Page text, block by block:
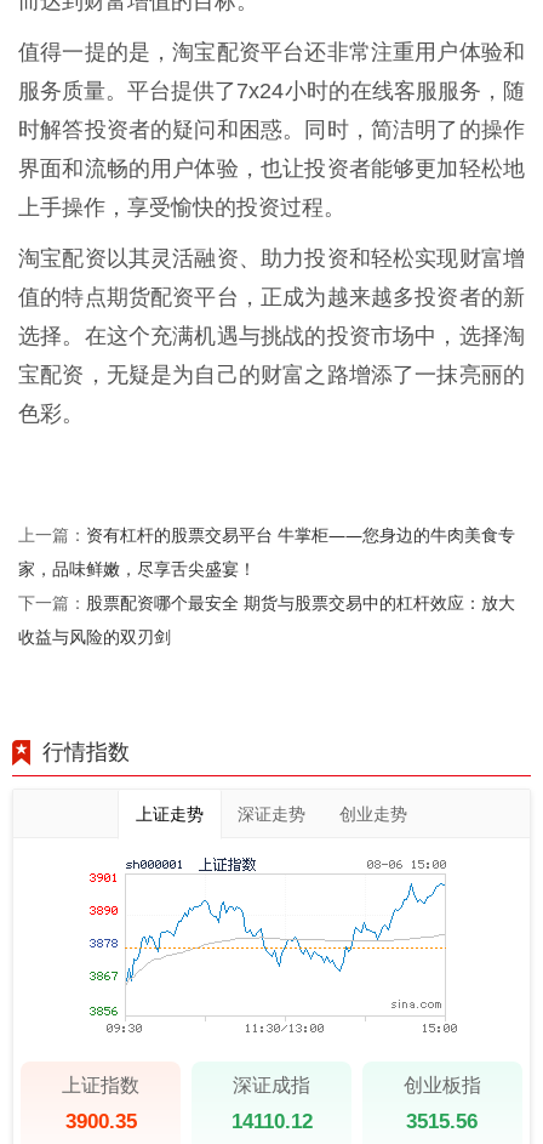
值得一提的是，淘宝配资平台还非常注重用户体验和
服务质量。平台提供了7x24小时的在线客服服务，随
时解答投资者的疑问和困惑。同时，简洁明了的操作
界面和流畅的用户体验，也让投资者能够更加轻松地
上手操作，享受愉快的投资过程。
淘宝配资以其灵活融资、助力投资和轻松实现财富增
值的特点期货配资平台，正成为越来越多投资者的新
选择。在这个充满机遇与挑战的投资市场中，选择淘
宝配资，无疑是为自己的财富之路增添了一抹亮丽的
色彩。
上一篇： 资有杠杆的股票交易平台 牛掌柜——您身边的牛肉美食专
家，品味鲜嫩，尽享舌尖盛宴！
下一篇： 股票配资哪个最安全 期货与股票交易中的杠杆效应：放大
收益与风险的双刃剑
行情指数
上证走势 深证走势 创业走势
上证指数
3900.35
深证成指
14110.12
创业板指
3515.56